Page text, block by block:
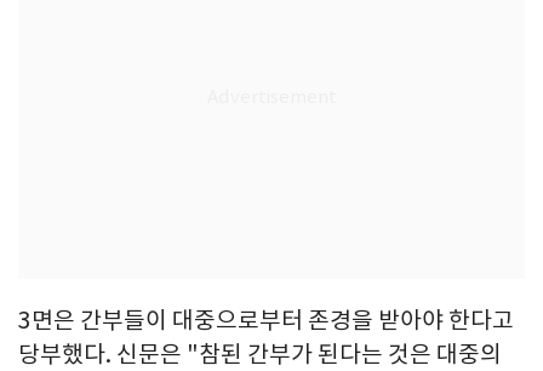
3면은 간부들이 대중으로부터 존경을 받아야 한다고
당부했다. 신문은 "참된 간부가 된다는 것은 대중의